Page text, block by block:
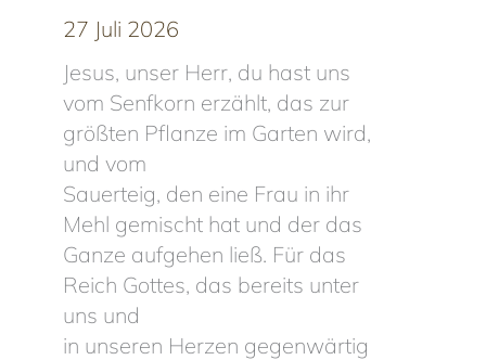
27 Juli 2026
Jesus, unser Herr, du hast uns
vom Senfkorn erzählt, das zur
größten Pflanze im Garten wird,
und vom
Sauerteig, den eine Frau in ihr
Mehl gemischt hat und der das
Ganze aufgehen ließ. Für das
Reich Gottes, das bereits unter
uns und
in unseren Herzen gegenwärtig